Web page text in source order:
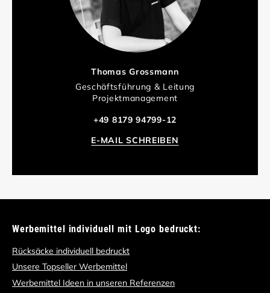
Thomas Grossmann
Geschäftsführung & Leitung
Projektmanagement
+49 8179 94799-12
E-MAIL SCHREIBEN
Werbemittel individuell mit Logo bedruckt:
Rücksäcke individuell bedruckt
Unsere Topseller Werbemittel
Werbemittel Ideen in unseren Referenzen